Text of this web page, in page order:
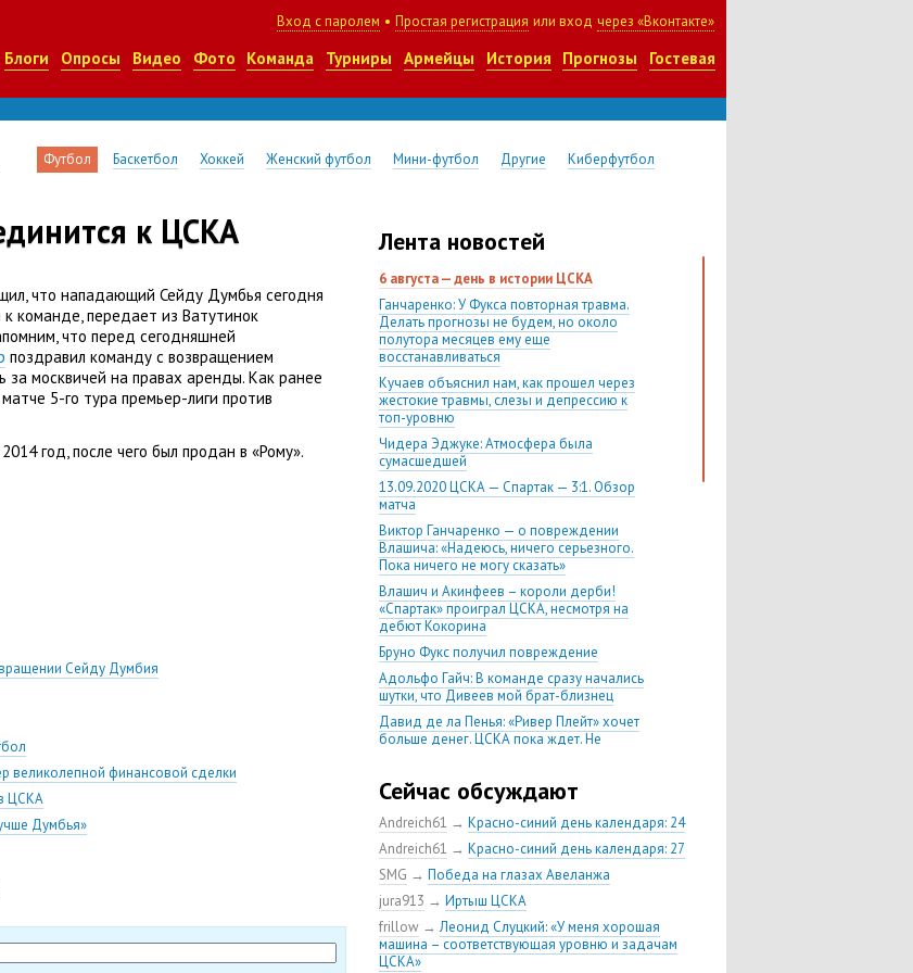
Вход с паролем • Простая регистрация или вход через «Вконтакте»
Блоги Опросы Видео Фото Команда Турниры Армейцы История Прогнозы Гостевая
Футбол Баскетбол Хоккей Женский футбол Мини-футбол Другие Киберфутбол
к ЦСКА
, что нападающий Сейду Думбья сегодня
к команде, передает из Ватутинок
, что перед сегодняшней
поздравил команду с возвращением
за москвичей на правах аренды. Как ранее
5-го тура премьер-лиги против
год, после чего был продан в «Рому».
Сейду Думбия
великолепной финансовой сделки
ЦСКА
Думбья»
Лента новостей
6 августа — день в истории ЦСКА
Ганчаренко: У Фукса повторная травма.
Делать прогнозы не будем, но около
полутора месяцев ему еще
восстанавливаться
Кучаев объяснил нам, как прошел через
жестокие травмы, слезы и депрессию к
топ-уровню
Чидера Эджуке: Атмосфера была
сумасшедшей
13.09.2020 ЦСКА — Спартак — 3:1. Обзор
матча
Виктор Ганчаренко — о повреждении
Влашича: «Надеюсь, ничего серьезного.
Пока ничего не могу сказать»
Влашич и Акинфеев – короли дерби!
«Спартак» проиграл ЦСКА, несмотря на
дебют Кокорина
Бруно Фукс получил повреждение
Адольфо Гайч: В команде сразу начались
шутки, что Дивеев мой брат-близнец
Давид де ла Пенья: «Ривер Плейт» хочет
больше денег. ЦСКА пока ждет. Не
08.08.2020 Химки — ЦСКА — 0:2. Обзор
матча
Первый матч сезона в РПЛ —
увереннейшая победа ЦСКА. Гончаренко
выпустил 11 россиян в старте
Ганчаренко — о Гайче: «Если покупаем за
большие деньги, значит, рассчитываем как
на основного форварда»
Ганчаренко: «Влашича сложно заменить,
но Кучаеву и Дзагоеву сегодня это
Сейчас обсуждают
Andreich61 → Красно-синий день календаря: 24
Andreich61 → Красно-синий день календаря: 27
SMG → Победа на глазах Авеланжа
jura913 → Иртыш ЦСКА
frillow →Леонид Слуцкий: «У меня хорошая
машина – соответствующая уровню и задачам
ЦСКА»